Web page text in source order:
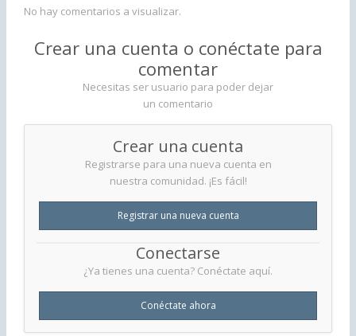
No hay comentarios a visualizar.
Crear una cuenta o conéctate para
comentar
Necesitas ser usuario para poder dejar
un comentario
Crear una cuenta
Registrarse para una nueva cuenta en
nuestra comunidad. ¡Es fácil!
Registrar una nueva cuenta
Conectarse
¿Ya tienes una cuenta? Conéctate aquí.
Conéctate ahora